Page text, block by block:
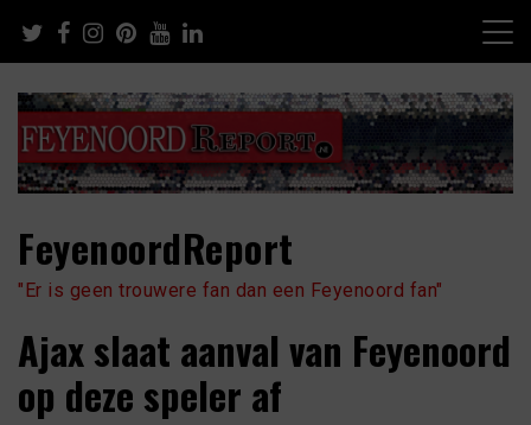
content
FeyenoordReport
"Er is geen trouwere fan dan een Feyenoord fan"
Ajax slaat aanval van Feyenoord
op deze speler af